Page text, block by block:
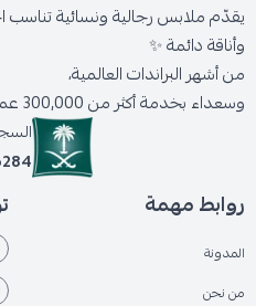
يقدّم ملابس رجالية ونسائية
وأناقة دائمة ✨
من أشهر البراندات العالمية،
وسعداء بخدمة أكثر من 300,000 عميل حول المملكة.
روابط مهمة
المدونة
من نحن